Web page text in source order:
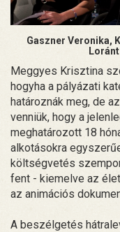
Gaszner Veronika,
Meggyes Krisztina
hogyha a pályázati
határoznák meg, de
venniük, hogy a
meghatározott 18
alkotásokra
költségvetés
fent - kiemelve az
az animációs
A beszélgetés